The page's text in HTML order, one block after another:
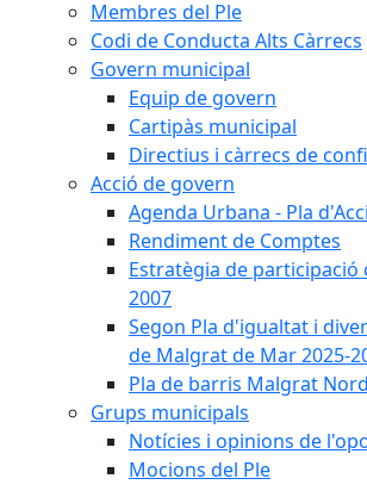
Membres del Ple
Codi de Conducta Alts Càrrecs
Govern municipal
Equip de govern
Cartipàs municipal
Directius i càrrecs de
Acció de govern
Agenda Urbana - Pla
Rendiment de Comptes
Estratègia de participació
2007
Segon Pla d'igualtat i
de Malgrat de Mar 2025-
Pla de barris Malgrat
Grups municipals
Notícies i opinions de
Mocions del Ple